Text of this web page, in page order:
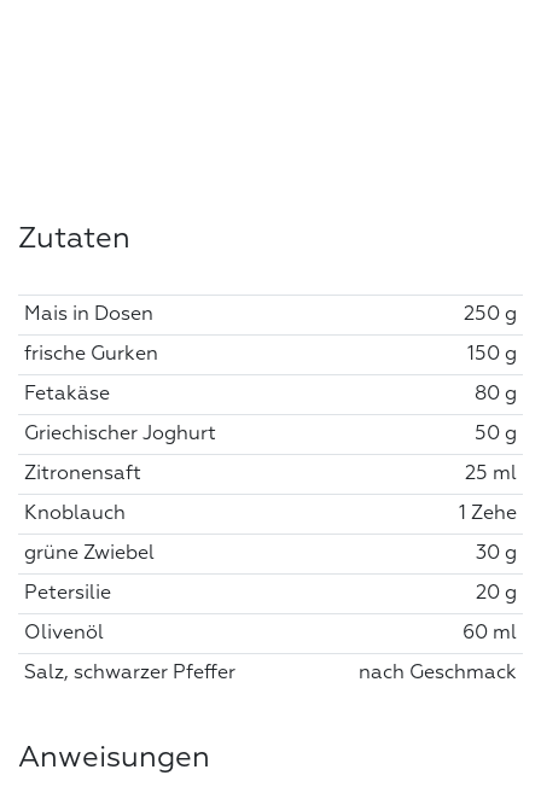
Zutaten
Mais in Dosen 250 g
frische Gurken 150 g
Fetakäse 80 g
Griechischer Joghurt 50 g
Zitronensaft 25 ml
Knoblauch 1 Zehe
grüne Zwiebel 30 g
Petersilie 20 g
Olivenöl 60 ml
Salz, schwarzer Pfeffer nach Geschmack
Anweisungen